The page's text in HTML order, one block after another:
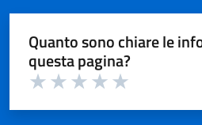
Quanto sono chiare le
questa pagina?